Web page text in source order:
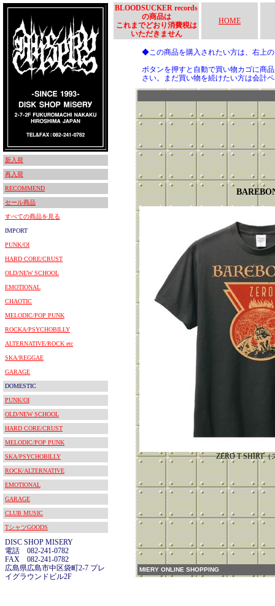
新入荷
再入荷
RECOMMEND
セール商品
すべての商品を見る
IMPORT
PUNK/OI
HARD CORE/CRUST
OLD/NEW SCHOOL
EMOTIONAL
CHAOTIC
MELODIC/POP PUNK
ROCKA/PSYCHOBILLY
ALTERNATIVE/ROCK etc
SKA/REGGAE
GARAGE
DOMESTIC
PUNK/OI
OLD/NEW SCHOOL
HARD CORE/CRUST
MELODIC/POP PUNK
SKA/PSYCHOBILLY
ROCK/ALTERNATIVE
EMOTIONAL
GARAGE
CLUB MUSIC
TシャツGOODS
DISC SHOP MISERY
電話 082-241-0782
FAX 082-241-0782
広島県広島市中区袋町2-7 プレ
イグラウンドビル2F
BLOODSUCKER records
の商品は
これまでどおり消費税は
いただきません
HOME
◆この商品を購入されたい方は、右上
ボタンを押すと自動で買い物カゴに商
さい。まだ買い物を続けたい方は会計
ZERO T SHIRT（
MIERY ONLINE SHOPPING